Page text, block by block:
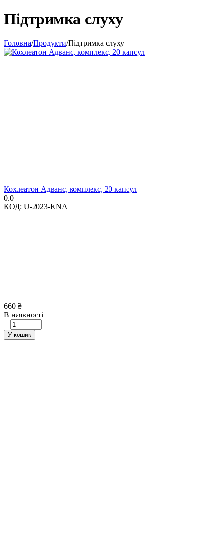
Підтримка слуху
Головна/Продукти/Підтримка слуху
Кохлеатон Адванс, комплекс, 20 капсул
0.0
КОД: U-2023-KNA
660 ₴
В наявності
+
−
У кошик